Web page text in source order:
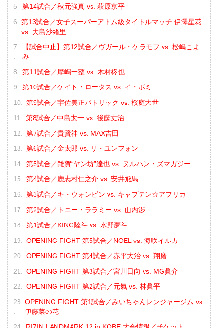
第14試合／秋元強真 vs. 萩原京平
第13試合／女子スーパーアトム級タイトルマッチ 伊澤星花
vs. 大島沙緒里
【試合中止】第12試合／ヴガール・ケラモフ vs. 松嶋こよ
み
第11試合／摩嶋一整 vs. 木村柊也
第10試合／ケイト・ロータス vs. イ・ボミ
第9試合／宇佐美正パトリック vs. 桜庭大世
第8試合／中島太一 vs. 後藤丈治
第7試合／貴賢神 vs. MAX吉田
第6試合／金太郎 vs. リ・ユンフォン
第5試合／雑賀“ヤン坊”達也 vs. ヌルハン・ズマガジー
第4試合／鹿志村仁之介 vs. 安井飛馬
第3試合／キ・ウォンビン vs. キャプテン☆アフリカ
第2試合／トニー・ララミー vs. 山内渉
第1試合／KING陸斗 vs. 水野夢斗
OPENING FIGHT 第5試合／NOEL vs. 海咲イルカ
OPENING FIGHT 第4試合／赤平大治 vs. 翔磨
OPENING FIGHT 第3試合／宮川日向 vs. MG眞介
OPENING FIGHT 第2試合／元氣 vs. 林眞平
OPENING FIGHT 第1試合／みいちゃんレンジャージム vs.
伊藤菜の花